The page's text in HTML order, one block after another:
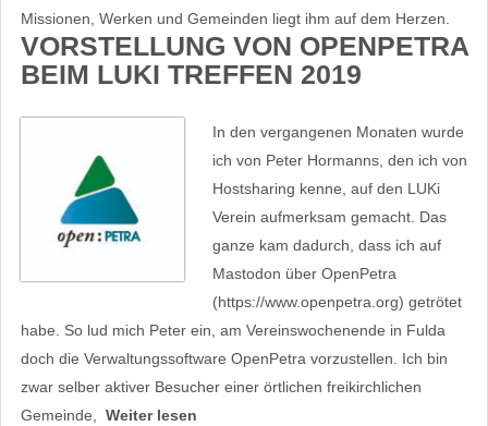
Missionen, Werken und Gemeinden liegt ihm auf dem Herzen.
VORSTELLUNG VON OPENPETRA
BEIM LUKI TREFFEN 2019
In den vergangenen Monaten wurde
ich von Peter Hormanns, den ich von
Hostsharing kenne, auf den LUKi
Verein aufmerksam gemacht. Das
ganze kam dadurch, dass ich auf
Mastodon über OpenPetra
(https://www.openpetra.org) getrötet
habe. So lud mich Peter ein, am Vereinswochenende in Fulda
doch die Verwaltungssoftware OpenPetra vorzustellen. Ich bin
zwar selber aktiver Besucher einer örtlichen freikirchlichen
Gemeinde,
Weiter lesen